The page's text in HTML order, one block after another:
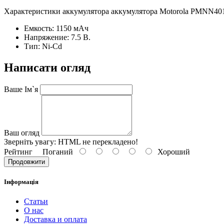
Характеристики аккумулятора аккумулятора Motorola
Емкость: 1150 мАч
Напряжение: 7.5 В.
Тип: Ni-Cd
Написати огляд
Ваше Ім`я
Ваш огляд
Зверніть увагу: HTML не перекладено!
Рейтинг Поганий Хороший
Продовжити
Інформація
Статьи
О нас
Доставка и оплата